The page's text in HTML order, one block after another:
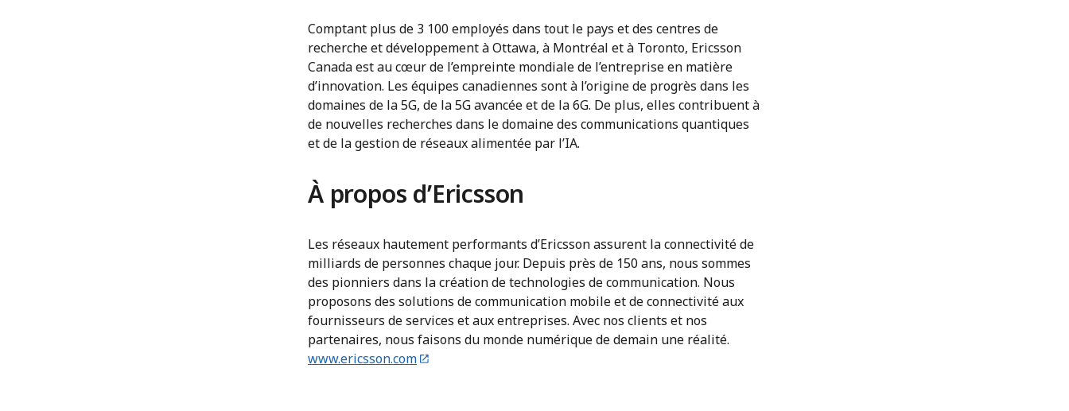
Comptant plus de 3 100 employés dans tout le pays et des centres de
recherche et développement à Ottawa, à Montréal et à Toronto, Ericsson
Canada est au cœur de l’empreinte mondiale de l’entreprise en matière
d’innovation. Les équipes canadiennes sont à l’origine de progrès dans les
domaines de la 5G, de la 5G avancée et de la 6G. De plus, elles contribuent à
de nouvelles recherches dans le domaine des communications quantiques
et de la gestion de réseaux alimentée par l’IA.
À propos d’Ericsson
Les réseaux hautement performants d’Ericsson assurent la connectivité de
milliards de personnes chaque jour. Depuis près de 150 ans, nous sommes
des pionniers dans la création de technologies de communication. Nous
proposons des solutions de communication mobile et de connectivité aux
fournisseurs de services et aux entreprises. Avec nos clients et nos
partenaires, nous faisons du monde numérique de demain une réalité.
www.ericsson.com